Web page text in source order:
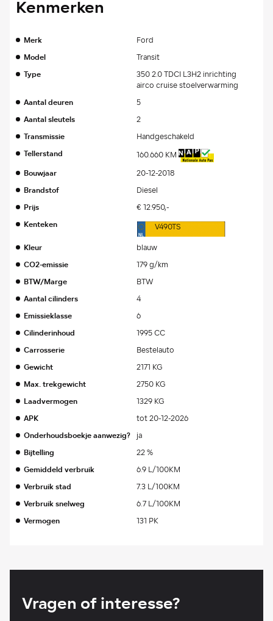
Kenmerken
Merk Ford
Model Transit
Type
350 2.0 TDCI L3H2 inrichting
airco cruise stoelverwarming
Aantal deuren 5
Aantal sleutels 2
Transmissie Handgeschakeld
Tellerstand 160.660 KM
Bouwjaar 20-12-2018
Brandstof Diesel
Prijs € 12.950,-
Kenteken V490TS
Kleur blauw
CO2-emissie 179 g/km
BTW/Marge BTW
Aantal cilinders 4
Emissieklasse 6
Cilinderinhoud 1995 CC
Carrosserie Bestelauto
Gewicht 2171 KG
Max. trekgewicht 2750 KG
Laadvermogen 1329 KG
APK tot 20-12-2026
Onderhoudsboekje aanwezig? ja
Bijtelling 22 %
Gemiddeld verbruik 6.9 L/100KM
Verbruik stad 7.3 L/100KM
Verbruik snelweg 6.7 L/100KM
Vermogen 131 PK
Vragen of interesse?